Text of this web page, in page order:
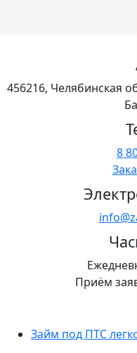
456216, Челябинская
8
Приём
Займ под ПТС